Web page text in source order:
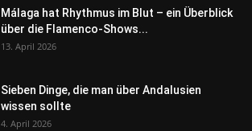
Málaga hat Rhythmus im Blut – ein Überblick
über die Flamenco-Shows...
13. April 2026
Sieben Dinge, die man über Andalusien
wissen sollte
4. April 2026